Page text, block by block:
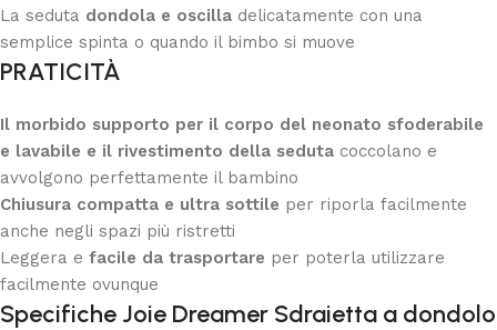
La seduta dondola e oscilla delicatamente con una
semplice spinta o quando il bimbo si muove
PRATICITÀ
Il morbido supporto per il corpo del neonato sfoderabile
e lavabile e il rivestimento della seduta coccolano e
avvolgono perfettamente il bambino
Chiusura compatta e ultra sottile per riporla facilmente
anche negli spazi più ristretti
Leggera e facile da trasportare per poterla utilizzare
facilmente ovunque
Specifiche Joie Dreamer Sdraietta a dondolo